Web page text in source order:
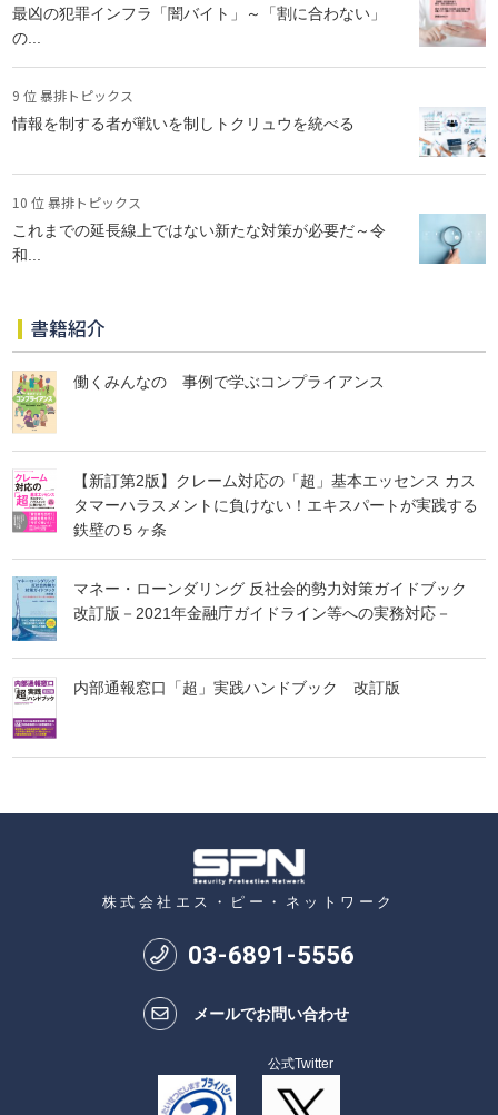
最凶の犯罪インフラ「闇バイト」～「割に合わない」
の...
9 位 暴排トピックス
情報を制する者が戦いを制しトクリュウを統べる
10 位 暴排トピックス
これまでの延長線上ではない新たな対策が必要だ～令
和...
書籍紹介
働くみんなの 事例で学ぶコンプライアンス
【新訂第2版】クレーム対応の「超」基本エッセンス カス
タマーハラスメントに負けない！エキスパートが実践する
鉄壁の５ヶ条
マネー・ローンダリング 反社会的勢力対策ガイドブック
改訂版－2021年金融庁ガイドライン等への実務対応－
内部通報窓口「超」実践ハンドブック 改訂版
株式会社エス・ピー・ネットワーク
03-6891-5556
メールでお問い合わせ
公式Twitter